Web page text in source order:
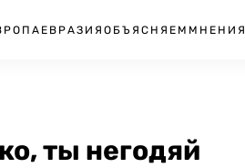
ЕВРАЗИЯ ОБЪЯСНЯЕМ МНЕНИЯ
ты негодяй